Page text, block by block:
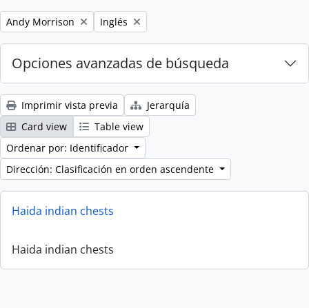
Remove filter:
Andy Morrison Remove filter:
Inglés
Opciones avanzadas de búsqueda
Imprimir vista previa
Jerarquía
Card view
Table view
Ordenar por: Identificador
Dirección: Clasificación en orden ascendente
Haida indian chests
Haida indian chests